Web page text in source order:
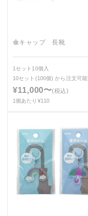
傘キャップ 長靴
1セット10個入
10セット(100個)から注文可能
¥11,000〜(税込)
1個あたり¥110